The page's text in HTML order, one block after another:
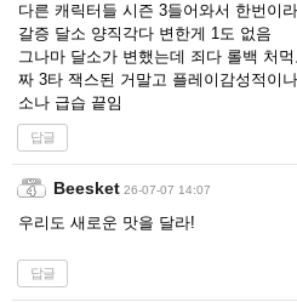
다른 캐릭터들 시즌 3들어와서 한번이
갈증 달소 양직각다 변한게 1도 없음
그나마 달소가 변했는데 죄다 롤백 처
짜 3타 잭스된 거말고 플레이감성적이
소나 급습 끝임
답글
Beesket 26-07-07 14:07
우리도 새로운 맛을 달라!
답글